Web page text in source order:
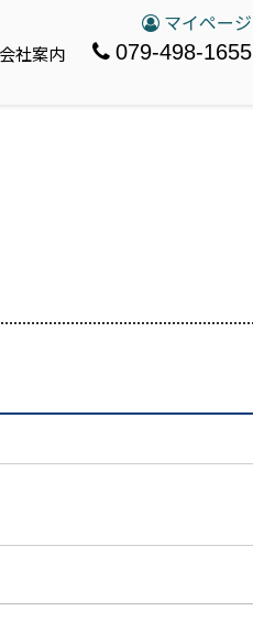
会社案内
マイページ
079-498-1655